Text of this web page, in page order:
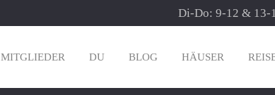
Di-Do: 9-12 & 13-
MITGLIEDER DU BLOG HÄUSER